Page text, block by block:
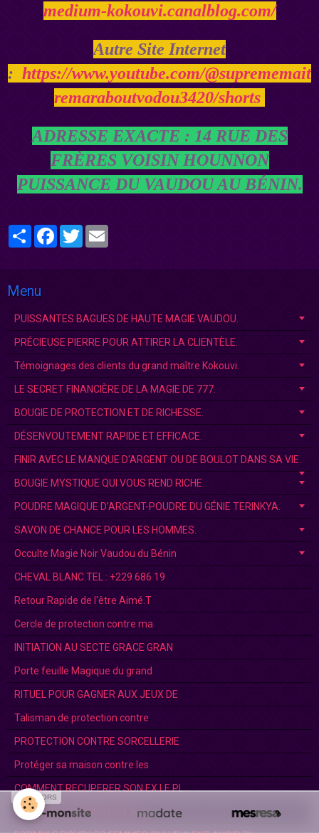
medium-kokouvi.canalblog.com/
Autre Site Internet
: https://www.youtube.com/@suprememait
remaraboutvodou3420/shorts
ADRESSE EXACTE : 14 RUE DES
FRÈRES VOISIN HOUNNON
PUISSANCE DU VAUDOU AU BÉNIN.
PartagerFacebook
Twitter
Menu
PUISSANTES BAGUES DE HAUTE MAGIE VAUDOU.
PRÉCIEUSE PIERRE POUR ATTIRER LA CLIENTÈLE.
Témoignages des clients du grand maître Kokouvi.
LE SECRET FINANCIÈRE DE LA MAGIE DE 777.
BOUGIE DE PROTECTION ET DE RICHESSE.
DÉSENVOUTEMENT RAPIDE ET EFFICACE.
FINIR AVEC LE MANQUE D'ARGENT OU DE BOULOT DANS SA VIE.
BOUGIE MYSTIQUE QUI VOUS REND RICHE.
POUDRE MAGIQUE D’ARGENT-POUDRE DU GÉNIE TERINKYA.
SAVON DE CHANCE POUR LES HOMMES.
Occulte Magie Noir Vaudou du Bénin
CHEVAL BLANC.TEL : +229 686 19
Retour Rapide de l'être Aimé.T
Cercle de protection contre ma
INITIATION AU SECTE GRACE GRAN
Porte feuille Magique du grand
RITUEL POUR GAGNER AUX JEUX DE
Talisman de protection contre
PROTECTION CONTRE SORCELLERIE
Protéger sa maison contre les
COMMENT RECUPERER SON EX LE PL
Pour guérir les faiblesses sex
SPONSORS